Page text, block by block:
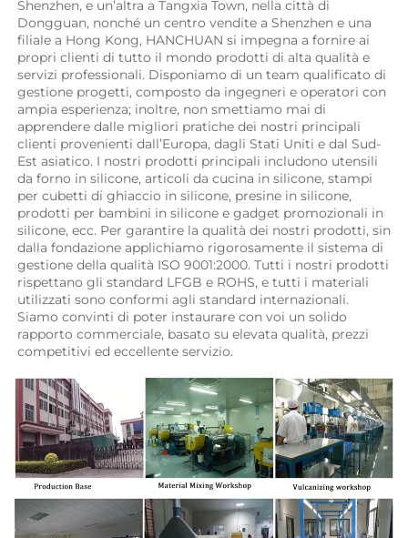
Shenzhen, e un’altra a Tangxia Town, nella città di
Dongguan, nonché un centro vendite a Shenzhen e una
filiale a Hong Kong, HANCHUAN si impegna a fornire ai
propri clienti di tutto il mondo prodotti di alta qualità e
servizi professionali. Disponiamo di un team qualificato di
gestione progetti, composto da ingegneri e operatori con
ampia esperienza; inoltre, non smettiamo mai di
apprendere dalle migliori pratiche dei nostri principali
clienti provenienti dall’Europa, dagli Stati Uniti e dal Sud-
Est asiatico. I nostri prodotti principali includono utensili
da forno in silicone, articoli da cucina in silicone, stampi
per cubetti di ghiaccio in silicone, presine in silicone,
prodotti per bambini in silicone e gadget promozionali in
silicone, ecc. Per garantire la qualità dei nostri prodotti, sin
dalla fondazione applichiamo rigorosamente il sistema di
gestione della qualità ISO 9001:2000. Tutti i nostri prodotti
rispettano gli standard LFGB e ROHS, e tutti i materiali
utilizzati sono conformi agli standard internazionali.
Siamo convinti di poter instaurare con voi un solido
rapporto commerciale, basato su elevata qualità, prezzi
competitivi ed eccellente servizio.